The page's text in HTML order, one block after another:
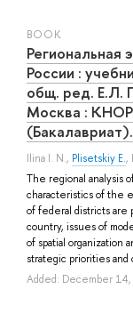
BOOK
Региональная
России :
общ. ред. Е.Л.
Москва :
(Бакалавриат).
Ilina I. N., Plisetskiy E.,
The regional analysis
characteristics of the
of federal districts
country, issues of
of spatial organization
strategic priorities and
Added: December 14,